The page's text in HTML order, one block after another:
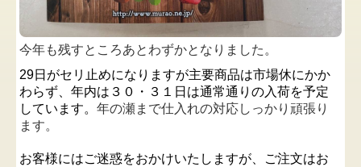
今年も残すところあとわずかとなりました。
29日がセリ止めになりますが主要商品は市場休にかか
わらず、年内は３０・３１日は通常通りの入荷を予定
しています。年の瀬まで仕入れの対応しっかり頑張り
ます。
お客様にはご迷惑をおかけいたしますが、ご注文はお